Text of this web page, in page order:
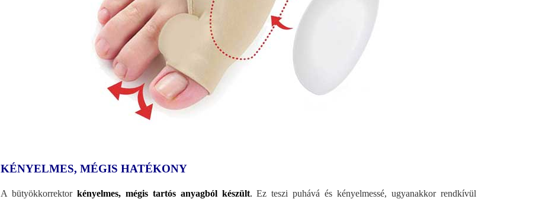
KÉNYELMES, MÉGIS HATÉKONY
A bütyökkorrektor kényelmes, mégis tartós anyagból készült. Ez teszi puhává és kényelmessé, ugyanakkor rendkívül